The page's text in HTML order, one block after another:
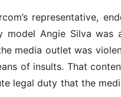
representative,
model Angie Silva
media outlet was
of insults. That
legal duty that the